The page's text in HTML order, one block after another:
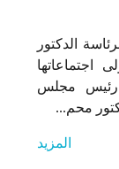
الدكتور
اجتماعاتها
رئيس مجلس
محم...
المزيد